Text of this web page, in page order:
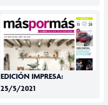
EDICIÓN IMPRESA:
25/5/2021